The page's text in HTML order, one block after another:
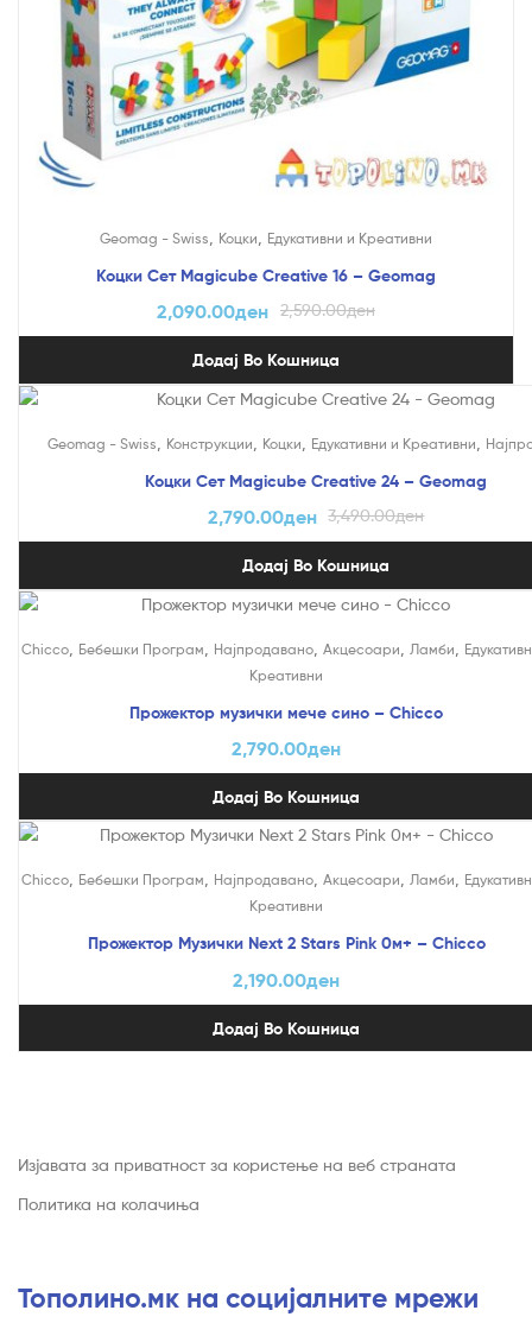
Geomag - Swiss Коцки Едукативни и Креативни
Коцки Сет Magicube Creative 16 – Geomag
2,590.00ден
2,090.00ден
Додај Во Кошница
Geomag - Swiss Конструкции Коцки Едукативни и Креативни
Коцки Сет Magicube Creative 24 – Geomag
3,490.00ден
2,790.00ден
Додај Во Кошница
Chicco, Бебешки Програм Најпродавано, Акцесоари Ламби
Креативни
Прожектор музички мече сино – Chicco
2,790.00ден
Додај Во Кошница
Chicco, Бебешки Програм, Најпродавано, Акцесоари, Ламби,
Креативни
Прожектор Музички Next 2 Stars Pink 0м+ – Chicco
2,190.00ден
Додај Во Кошница
Изјавата за приватност за користење на веб страната
Политика на колачиња
Тополино.мк на социјалните мрежи